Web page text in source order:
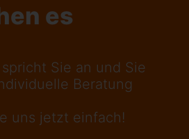
es
Sie an und Sie
Beratung
uns jetzt einfach!